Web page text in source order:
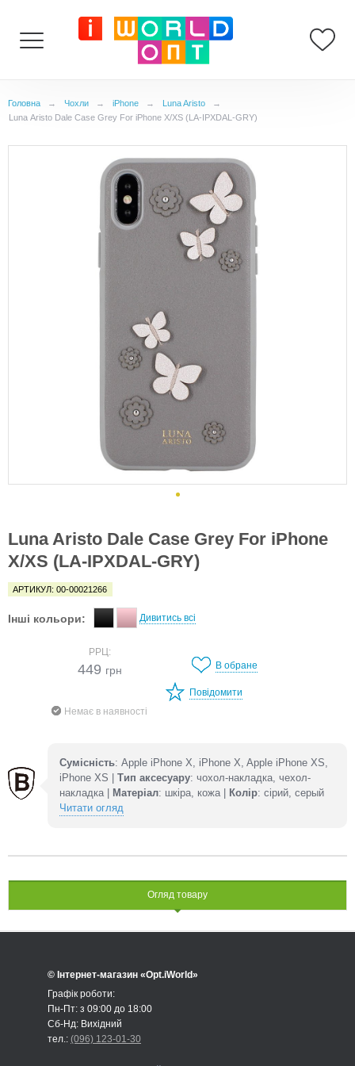
Головна → Чохли → iPhone → Luna Aristo
→
Luna Aristo Dale Case Grey For iPhone X/XS (LA-IPXDAL-GRY)
Luna Aristo Dale Case Grey For iPhone
X/XS (LA-IPXDAL-GRY)
АРТИКУЛ: 00-00021266
Інші кольори: Дивитись всі
РРЦ:
449 грн
Немає в наявності
В обране
Повідомити
Сумісність: Apple iPhone X, iPhone X, Apple iPhone XS,
iPhone XS | Тип аксесуару: чохол-накладка, чехол-
накладка |
Матеріал: шкіра, кожа | Колір: сірий, серый
Читати огляд
Огляд товару
© Інтернет-магазин «Opt.iWorld»
Графік роботи:
Пн-Пт: з 09:00 до 18:00
Сб-Нд: Вихідний
тел.: (096) 123-01-30